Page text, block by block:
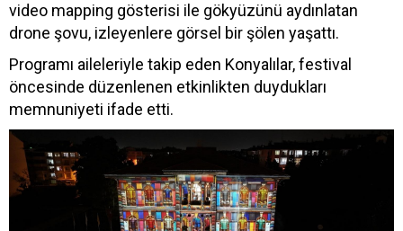
video mapping gösterisi ile gökyüzünü aydınlatan
drone şovu, izleyenlere görsel bir şölen yaşattı.
Programı aileleriyle takip eden Konyalılar, festival
öncesinde düzenlenen etkinlikten duydukları
memnuniyeti ifade etti.